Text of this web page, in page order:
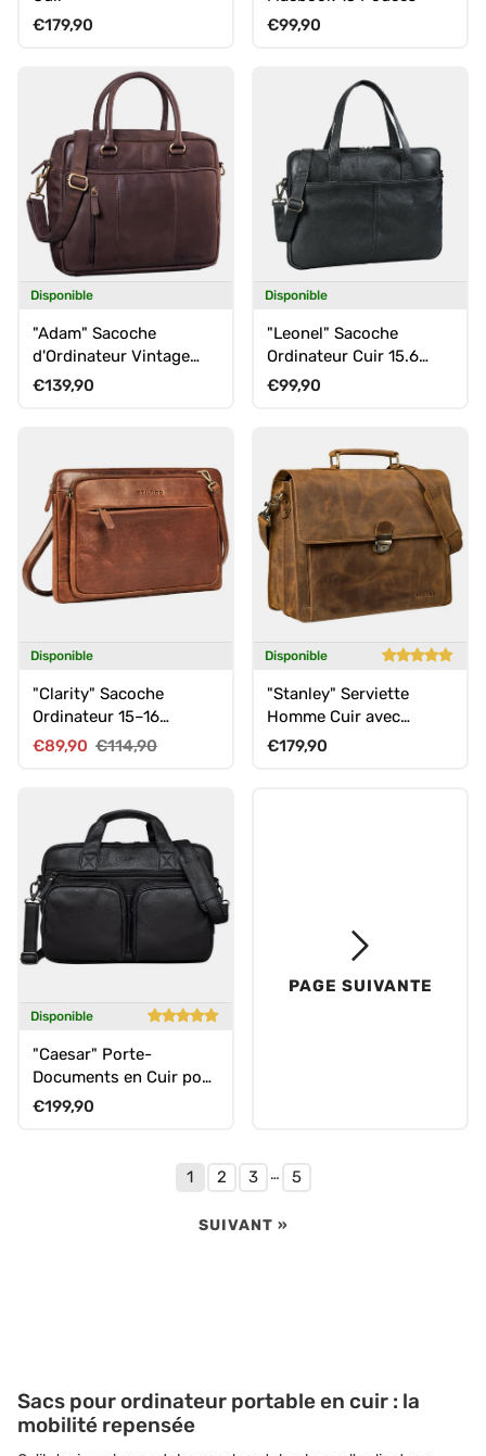
Prix habituel
€179,90
Prix habituel
€99,90
Disponible
"Adam" Sacoche
d'Ordinateur Vintage
Pour
Prix habituel
€139,90
Disponible
"Leonel" Sacoche
Ordinateur Cuir 15.6
Pouces avec Sangle et
Prix habituel
€99,90
Disponible
"Clarity" Sacoche
Ordinateur 15–16
Pouces Homme Cuir
Prix soldé
€89,90 Prix habituel
€114,90
Disponible
"Stanley" Serviette
Homme Cuir avec
Cadenas
Prix habituel
€179,90
Disponible
"Caesar" Porte-
Documents en Cuir pour
Ordinateur
Prix habituel
€199,90
PAGE SUIVANTE
1 2 3 … 5
SUIVANT »
Sacs pour ordinateur portable en cuir : la
mobilité repensée